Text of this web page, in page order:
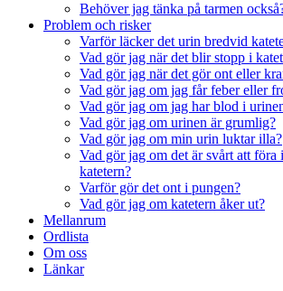
Behöver jag tänka på tarmen
Problem och risker
Varför läcker det urin bredvid
Vad gör jag när det blir stopp i
Vad gör jag när det gör ont eller
Vad gör jag om jag får feber eller
Vad gör jag om jag har blod i
Vad gör jag om urinen är grumlig?
Vad gör jag om min urin luktar illa?
Vad gör jag om det är svårt att föra
katetern?
Varför gör det ont i pungen?
Vad gör jag om katetern åker ut?
Mellanrum
Ordlista
Om oss
Länkar